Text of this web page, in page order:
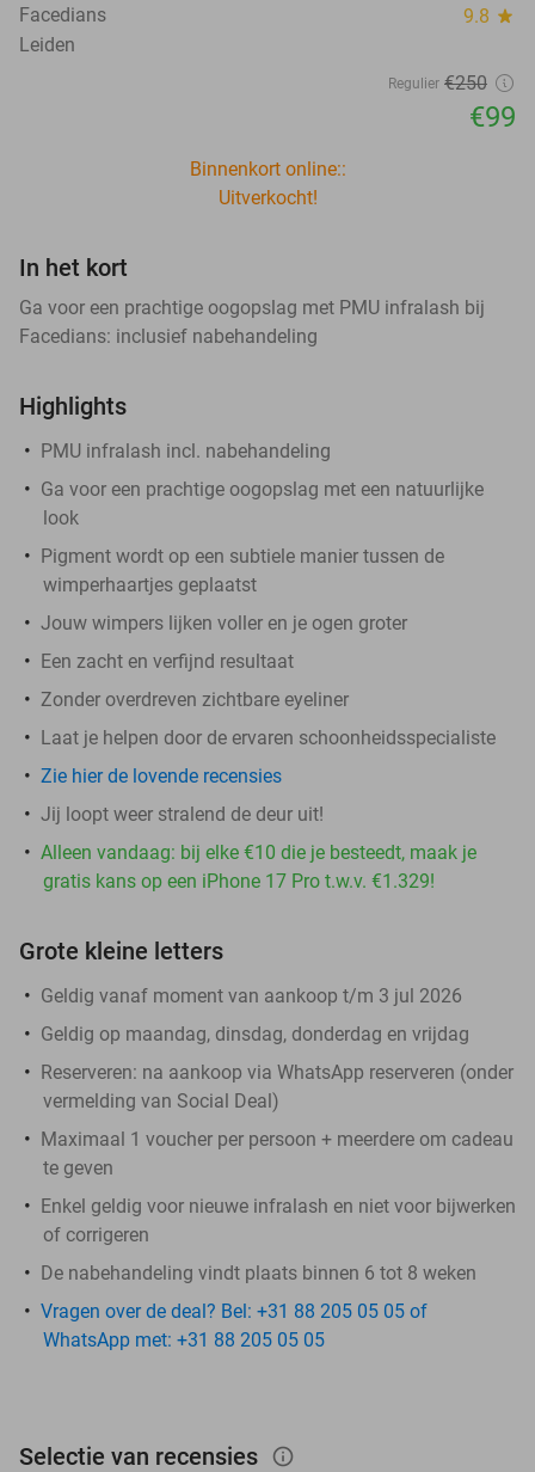
Facedians 9.8 star
Leiden
Regulier €250
€99
Binnenkort online::
Uitverkocht!
In het kort
Ga voor een prachtige oogopslag met PMU infralash bij
Facedians: inclusief nabehandeling
Highlights
PMU infralash incl. nabehandeling
Ga voor een prachtige oogopslag met een natuurlijke
look
Pigment wordt op een subtiele manier tussen de
wimperhaartjes geplaatst
Jouw wimpers lijken voller en je ogen groter
Een zacht en verfijnd resultaat
Zonder overdreven zichtbare eyeliner
Laat je helpen door de ervaren schoonheidsspecialiste
Zie hier de lovende recensies
Jij loopt weer stralend de deur uit!
Alleen vandaag: bij elke €10 die je besteedt, maak je
gratis kans op een iPhone 17 Pro t.w.v. €1.329!
Grote kleine letters
Geldig vanaf moment van aankoop t/m 3 jul 2026
Geldig op maandag, dinsdag, donderdag en vrijdag
Reserveren: na aankoop via WhatsApp reserveren (onder
vermelding van Social Deal)
Maximaal 1 voucher per persoon + meerdere om cadeau
te geven
Enkel geldig voor nieuwe infralash en niet voor bijwerken
of corrigeren
De nabehandeling vindt plaats binnen 6 tot 8 weken
Vragen over de deal? Bel: +31 88 205 05 05 of
WhatsApp met: +31 88 205 05 05
Selectie van recensies info_outlined